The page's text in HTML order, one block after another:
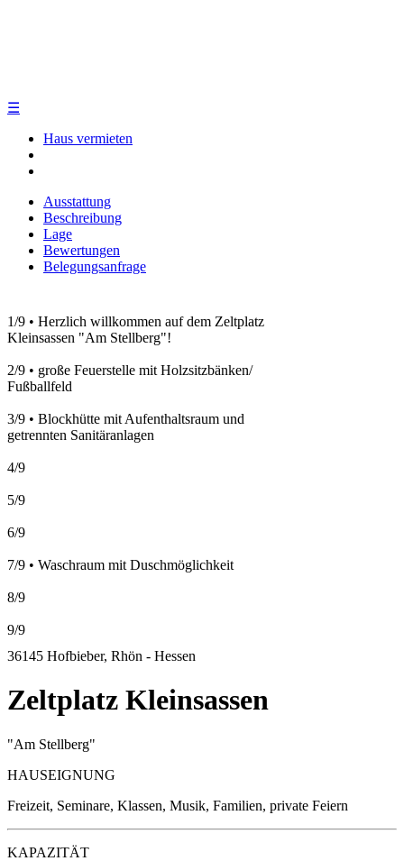
☰
Haus vermieten
Ausstattung
Beschreibung
Lage
Bewertungen
Belegungsanfrage
1/9 • Herzlich willkommen auf dem Zeltplatz
Kleinsassen "Am Stellberg"!
2/9 • große Feuerstelle mit Holzsitzbänken/
Fußballfeld
3/9 • Blockhütte mit Aufenthaltsraum und
getrennten Sanitäranlagen
4/9
5/9
6/9
7/9 • Waschraum mit Duschmöglichkeit
8/9
9/9
36145 Hofbieber, Rhön - Hessen
Zeltplatz Kleinsassen
"Am Stellberg"
HAUSEIGNUNG
Freizeit, Seminare, Klassen, Musik, Familien, private Feiern
KAPAZITÄT